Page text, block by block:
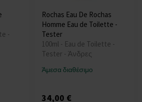
-
Rochas Eau De Rochas
Homme Eau de Toilette -
Tester
100ml - Eau de Toilette -
Tester - Άνδρες
Άμεσα διαθέσιμο
34,00 €